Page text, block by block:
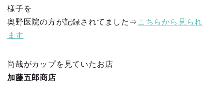
様子を
奥野医院の方が記録されてました⇒ こちらから見られ
ます
尚哉がカップを見ていたお店
加藤五郎商店